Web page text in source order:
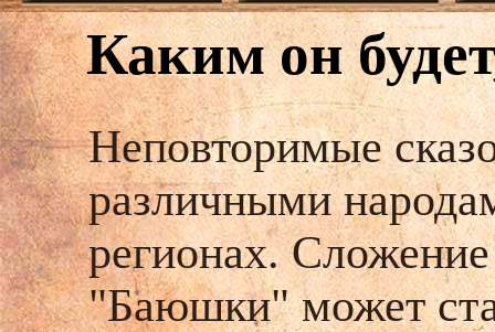
Каким он
Неповторимые
различными
регионах. Сложение
"Баюшки" может